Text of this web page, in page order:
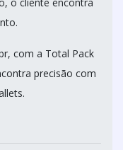
com a Total Pack
precisão com